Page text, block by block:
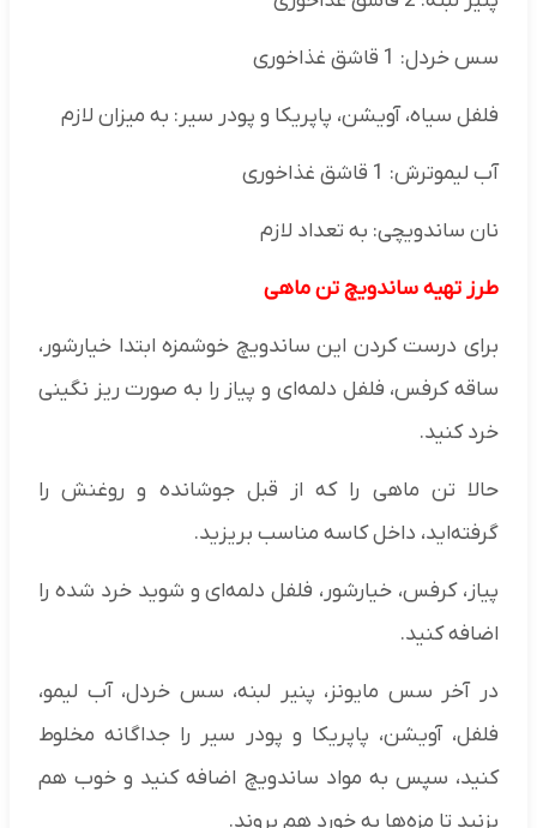
سس خردل: 1 قاشق غذاخوری
فلفل سیاه، آویشن، پاپریکا و پودر سیر: به میزان لازم
آب لیموترش: 1 قاشق غذاخوری
نان ساندویچی: به تعداد لازم
طرز تهیه ساندویچ تن ماهی
برای درست کردن این ساندویچ خوشمزه ابتدا خیارشور،
ساقه کرفس، فلفل دلمه‌ای و پیاز را به صورت ریز نگینی
خرد کنید.
حالا تن ماهی را که از قبل جوشانده و روغنش را
گرفته‌اید، داخل کاسه مناسب بریزید.
پیاز، کرفس، خیارشور، فلفل دلمه‌ای و شوید خرد شده را
اضافه کنید.
در آخر سس مایونز، پنیر لبنه، سس خردل، آب لیمو،
فلفل، آویشن، پاپریکا و پودر سیر را جداگانه مخلوط
کنید، سپس به مواد ساندویچ اضافه کنید و خوب هم
بزنید تا مزه‌ها به خورد هم بروند.